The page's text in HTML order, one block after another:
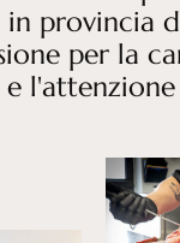
in provincia
per la